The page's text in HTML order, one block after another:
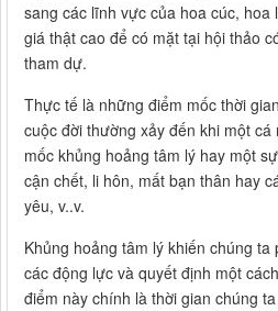
sang các lĩnh vực của hoa cúc,
giá thật cao để có mặt tại hội thảo
tham dự.
Thực tế là những điểm mốc thời
cuộc đời thường xảy đến khi một
mốc khủng hoảng tâm lý hay một
cận chết, li hôn, mất bạn thân hay
yêu, v..v.
Khủng hoảng tâm lý khiến chúng
các động lực và quyết định một
điểm này chính là thời gian chúng